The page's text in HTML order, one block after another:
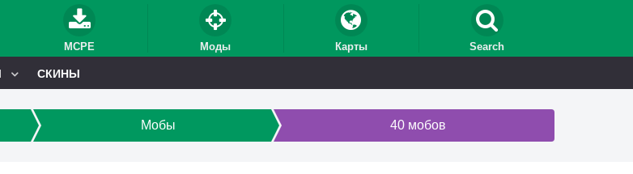
MCPE Моды Карты Search
СКИНЫ
Мобы 40 мобов